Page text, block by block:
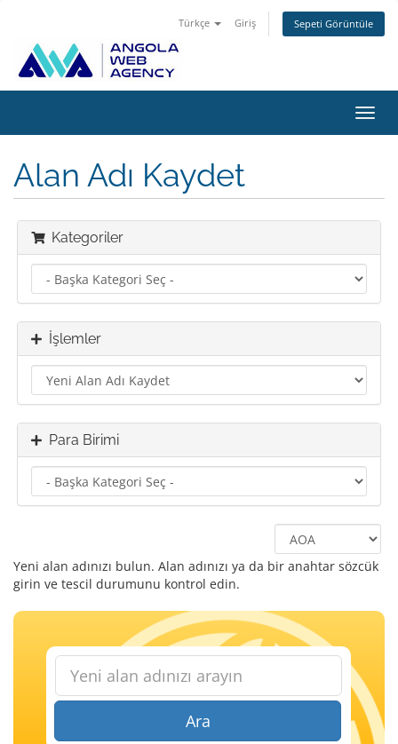
Türkçe Giriş Sepeti Görüntüle
Alan Adı Kaydet
Kategoriler
İşlemler
Para Birimi
Yeni alan adınızı bulun. Alan adınızı ya da bir anahtar sözcük
girin ve tescil durumunu kontrol edin.
Ara